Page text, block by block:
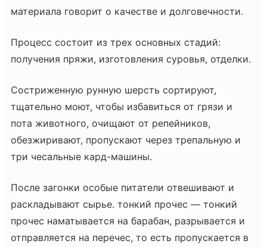
материала говорит о качестве и долговечности.
Процесс состоит из трех основных стадий:
получения пряжи, изготовления суровья, отделки.
Состриженную рунную шерсть сортируют,
тщательно моют, чтобы избавиться от грязи и
пота животного, очищают от репейников,
обезжиривают, пропускают через трепальную и
три чесальные кард-машины.
После загонки особые питатели отвешивают и
раскладывают сырье. тонкий прочес — тонкий
прочес наматывается на барабан, разрывается и
отправляется на перечес, то есть пропускается в